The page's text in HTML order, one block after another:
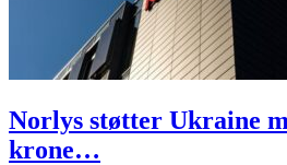
Norlys støtter Ukraine
krone…